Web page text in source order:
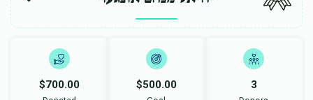
$700.00 $500.00 3